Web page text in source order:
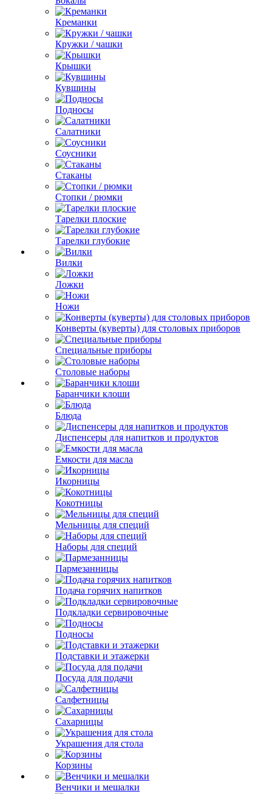
Креманки
Кружки / чашки
Крышки
Кувшины
Подносы
Салатники
Соусники
Стаканы
Стопки / рюмки
Тарелки плоские
Тарелки глубокие
Вилки
Ложки
Ножи
Конверты (куверты) для столовых приборов
Специальные приборы
Столовые наборы
Баранчики клоши
Блюда
Диспенсеры для напитков и продуктов
Емкости для масла
Икорницы
Кокотницы
Мельницы для специй
Наборы для специй
Пармезанницы
Подача горячих напитков
Подкладки сервировочные
Подносы
Подставки и этажерки
Посуда для подачи
Салфетницы
Сахарницы
Украшения для стола
Корзины
Венчики и мешалки